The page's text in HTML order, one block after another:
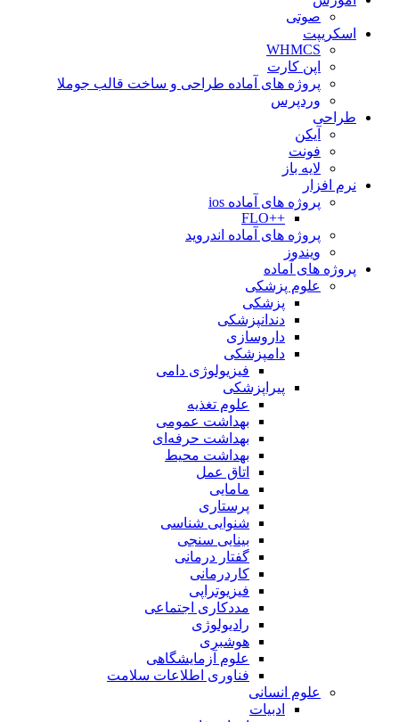
صوتی
اسکریپت
WHMCS
اپن کارت
پروژه های آماده طراحی و ساخت قالب جوملا
وردپرس
طراحی
آیکن
فونت
لایه باز
نرم افزار
پروژه های آماده ios
++FLO
پروژه های آماده اندروید
ویندوز
پروژه های آماده
علوم پزشکی
پزشکی
دندانپزشکی
داروسازی
دامپزشکی
فیزیولوژی دامی
پیراپزشکی
علوم تغذیه
بهداشت عمومی
بهداشت حرفه‌ای
بهداشت محیط
اتاق عمل
مامایی
پرستاری
شنوایی شناسی
بینایی سنجی
گفتار درمانی
کاردرمانی
فیزیوتراپی
مددکاری اجتماعی
رادیولوژی
هوشبری
علوم آزمایشگاهی
فناوری اطلاعات سلامت
علوم انسانی
ادبیات